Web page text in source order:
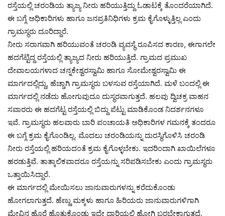
ರಸ್ತೆಯಲ್ಲಿ ಚರಂಡಿಯ ತ್ಯಾಜ್ಯ ನೀರು ಹರಿಯುತ್ತಿದ್ದು ಓಡಾಟಕ್ಕೆ ತೊಂದರೆಯಾಗಿದೆ.
ಈ ಬಗ್ಗೆ ಅಧಿಕಾರಿಗಳು ಹಾಗೂ ಜನಪ್ರತಿನಿಧಿಗಳು ಕ್ರಮ ಕೈಗೊಳ್ಳುತ್ತಿಲ್ಲ ಎಂದು
ಗ್ರಾಮಸ್ಥರು ದೂರಿದ್ದಾರೆ.
ನೀರು ಸರಾಗವಾಗಿ ಹರಿಯುವಂತೆ ಚರಂಡಿ ವ್ಯವಸ್ಥೆ ರೂಪಿಸದ ಕಾರಣ, ಈಗಾಗಲೇ
ಹದಗೆಟ್ಟಿದ್ದ ರಸ್ತೆಯಲ್ಲಿ ತ್ಯಾಜ್ಯದ ನೀರು ಹರಿಯುತ್ತಿದೆ. ಗ್ರಾಮದ ಪ್ರಮುಖ
ದೇವಾಲಯಗಳಾದ ಚನ್ನಕೇಶ್ವರಸ್ವಾಮಿ ಹಾಗೂ ಸೋಮೇಶ್ವರಸ್ವಾಮಿ ಈ
ಮಾರ್ಗದಲ್ಲಿದ್ದು, ಹೆಚ್ಚಾಗಿ ಗ್ರಾಮಸ್ಥರು ಬಳಸುವ ರಸ್ತೆಯಾಗಿದೆ. ಮಳೆ ಬಂದಲ್ಲಿ ಈ
ಮಾರ್ಗದಲ್ಲಿ ನಡೆದು ಹೋಗುವುದೂ ದುಸ್ಥರವಾಗುತ್ತದೆ. ಹಲವು ದ್ವಿಚಕ್ರ ವಾಹನ
ಸವಾರರು ಈ ಹದಗೆಟ್ಟ ರಸ್ತೆಯಲ್ಲಿ ಬಿದ್ದು ಪೆಟ್ಟು ಮಾಡಿಕೊಂಡ ನಿದರ್ಶನಗಳೂ
ಇವೆ. ಗ್ರಾಮಸ್ಥರು ಹಲವಾರು ಬಾರಿ ಪಂಚಾಯತಿ ಅಧಿಕಾರಿಗಳ ಗಮನಕ್ಕೆ ತಂದರೂ
ಈ ಬಗ್ಗೆ ಕ್ರಮ ಕೈಗೊಂಡಿಲ್ಲ. ಮೊದಲು ಚರಂಡಿಯನ್ನು ದುರಸ್ಥಿಗೊಳಿಸಿ ಚರಂಡಿ
ನೀರು ರಸ್ತೆಯಲ್ಲಿ ಹರಿಯದಂತೆ ಕ್ರಮ ಕೈಗೊಳ್ಳಬೇಕು. ಇದರಿಂದಾಗಿ ಖಾಯಿಲೆಗಳೂ
ಹರಡುತ್ತಿವೆ. ತಾತ್ಕಾಲಿಕವಾದರೂ ರಸ್ತೆಯನ್ನು ಸರಿಪಡಿಸಬೇಕು ಎಂದು ಗ್ರಾಮಸ್ಥರು
ಒತ್ತಾಯಿಸಿದ್ದಾರೆ.
ಈ ಮಾರ್ಗದಲ್ಲಿ ಮೇಯಿಸಲು ಜಾನುವಾರುಗಳನ್ನು ಕರೆದುಕೊಂಡು
ಹೋಗಲಾಗುತ್ತದೆ. ಹೆಣ್ಣು ಮಕ್ಕಳು ಹಾಗೂ ಹಿರಿಯರು ಜಾನುವಾರುಗಳಿಗಾಗಿ
ಮೇವಿನ ಹೊರೆ ಹೊತ್ತುಕೊಂಡು ಇದೇ ದಾರಿಯಲ್ಲಿ ಹೋಗಿ ಬರಬೇಕಾಗುತ್ತದೆ.